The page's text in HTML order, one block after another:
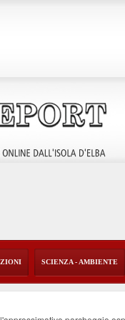
SCIENZA - AMBIENTE